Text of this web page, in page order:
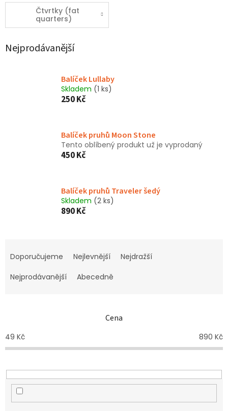
Čtvrtky (fat
quarters)
Nejprodávanější
Balíček Lullaby
Skladem (1 ks)
250 Kč
Balíček pruhů Moon Stone
Tento oblíbený produkt už je vyprodaný
450 Kč
Balíček pruhů Traveler šedý
Skladem (2 ks)
890 Kč
o
d
k
t
Doporučujeme Nejlevnější
Nejdražší
Nejprodávanější
Abecedně
Cena
49 Kč 890 Kč